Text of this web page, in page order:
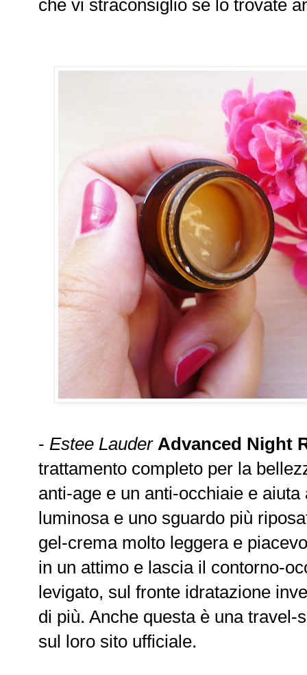
che vi straconsiglio se lo trovate
- Estee Lauder Advanced Night
trattamento completo per la
anti-age e un anti-occhiaie e
luminosa e uno sguardo più
gel-crema molto leggera e
in un attimo e lascia il contorno-
levigato, sul fronte idratazione
di più. Anche questa è una travel-
sul loro sito ufficiale.